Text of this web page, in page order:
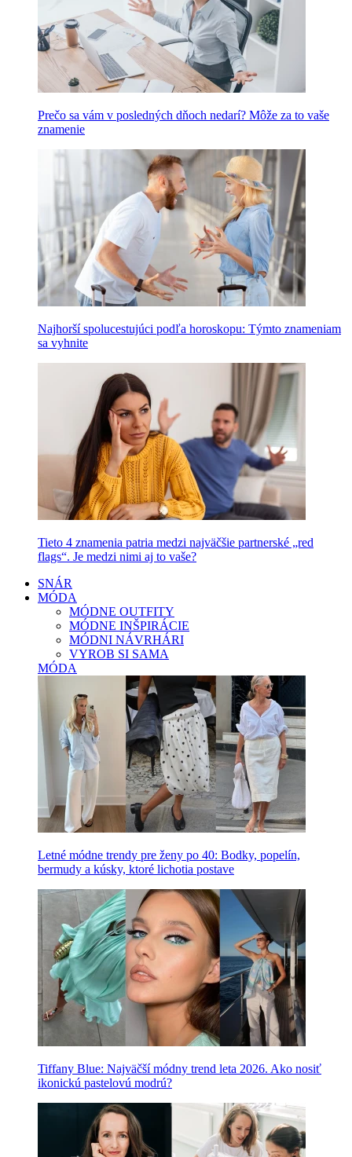
Prečo sa vám v posledných dňoch nedarí? Môže za to vaše
znamenie
Najhorší spolucestujúci podľa horoskopu: Týmto znameniam
sa vyhnite
Tieto 4 znamenia patria medzi najväčšie partnerské „red
flags“. Je medzi nimi aj to vaše?
SNÁR
MÓDA
MÓDNE OUTFITY
MÓDNE INŠPIRÁCIE
MÓDNI NÁVRHÁRI
VYROB SI SAMA
MÓDA
Letné módne trendy pre ženy po 40: Bodky, popelín,
bermudy a kúsky, ktoré lichotia postave
Tiffany Blue: Najväčší módny trend leta 2026. Ako nosiť
ikonickú pastelovú modrú?